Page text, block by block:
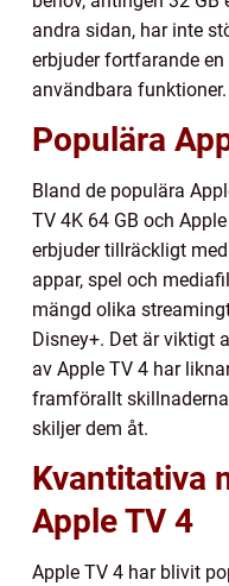
andra sidan, har inte
erbjuder fortfarande
användbara funktioner.
Populära
Bland de populära
TV 4K 64 GB och
erbjuder tillräckligt
appar, spel och
mängd olika
Disney+. Det är viktigt
av Apple TV 4 har
framförallt
skiljer dem åt.
Kvantitativa
Apple TV 4
Apple TV 4 har blivit